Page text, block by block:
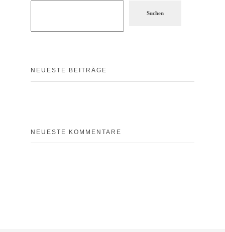
Suchen
NEUESTE BEITRÄGE
NEUESTE KOMMENTARE